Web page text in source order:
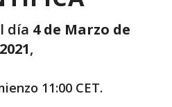
día 4 de Marzo de
2021,
11:00 CET.